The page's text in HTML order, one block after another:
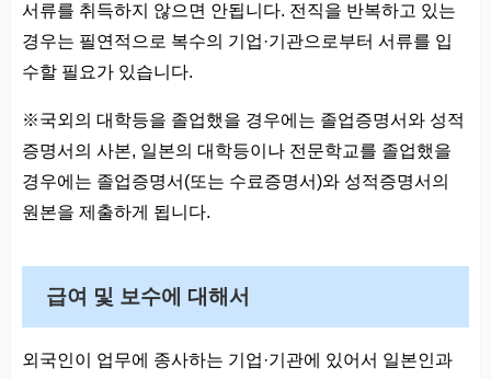
서류를 취득하지 않으면 안됩니다. 전직을 반복하고 있는
경우는 필연적으로 복수의 기업·기관으로부터 서류를 입
수할 필요가 있습니다.
※국외의 대학등을 졸업했을 경우에는 졸업증명서와 성적
증명서의 사본, 일본의 대학등이나 전문학교를 졸업했을
경우에는 졸업증명서(또는 수료증명서)와 성적증명서의
원본을 제출하게 됩니다.
급여 및 보수에 대해서
외국인이 업무에 종사하는 기업·기관에 있어서 일본인과